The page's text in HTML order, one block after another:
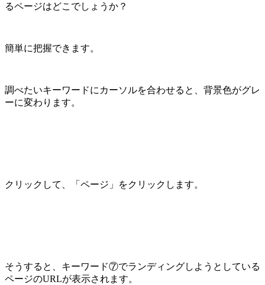
るページはどこでしょうか？
簡単に把握できます。
調べたいキーワードにカーソルを合わせると、背景色がグレ
ーに変わります。
クリックして、「ページ」をクリックします。
そうすると、キーワード⑦でランディングしようとしている
ページのURLが表示されます。